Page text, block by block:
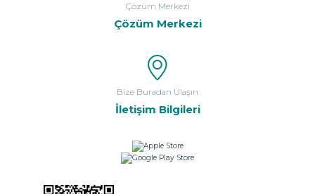
Çözüm Merkezi
Çözüm Merkezi
Bize Buradan Ulaşın
İletişim Bilgileri